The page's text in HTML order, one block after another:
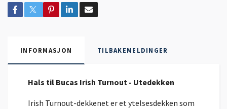
INFORMASJON TILBAKEMELDINGER
Hals til Bucas Irish Turnout - Utedekken
Irish Turnout-dekkenet er et ytelsesdekken som